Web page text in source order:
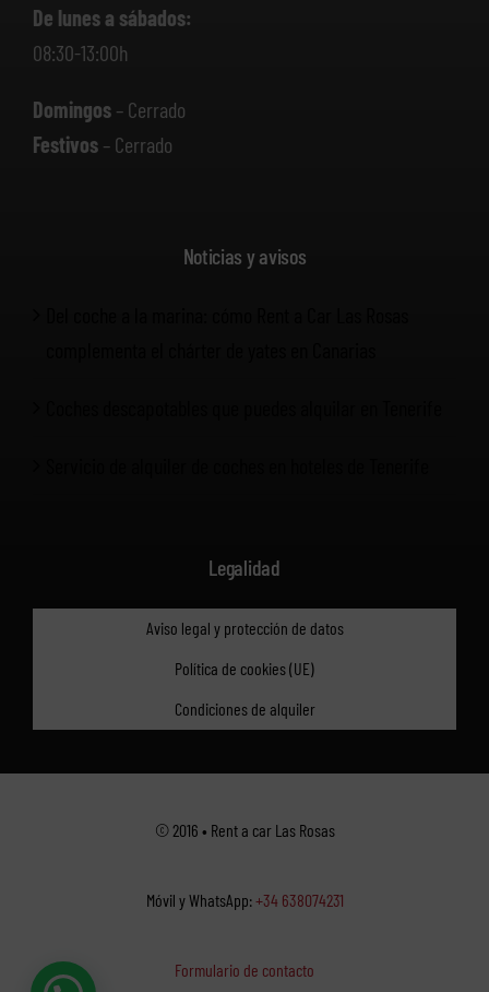
De lunes a sábados:
08:30-13:00h
Domingos– Cerrado
Festivos– Cerrado
Noticias y avisos
Legalidad
Aviso legal y protección de datos
Política de cookies (UE)
Condiciones de alquiler
© 2016 • Rent a car Las Rosas
Móvil y WhatsApp:+34 638074231
Formulario de contacto